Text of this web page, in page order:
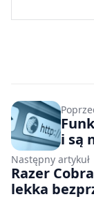
i są
Następny artykuł
Razer
lekka